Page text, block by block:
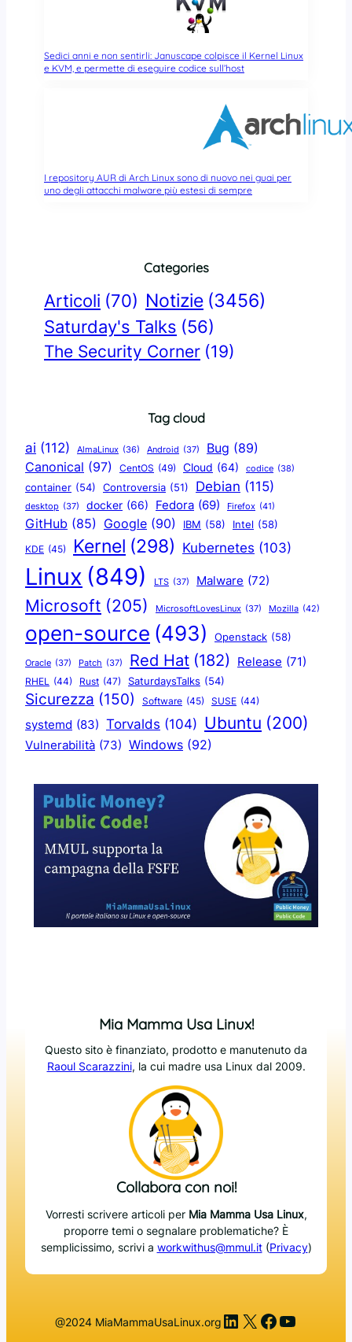
Sedici anni e non sentirli: Januscape colpisce il Kernel Linux
e KVM, e permette di eseguire codice sull’host
I repository AUR di Arch Linux sono di nuovo nei guai per
uno degli attacchi malware più estesi di sempre
Categories
Articoli (70) Notizie (3456)
Saturday's Talks (56)
The Security Corner (19)
Tag cloud
ai (112) AlmaLinux (36) Android (37) Bug (89)
Canonical (97) CentOS (49) Cloud (64) codice (38)
container (54) Controversia (51) Debian (115)
desktop (37) docker (66) Fedora (69) Firefox (41)
GitHub (85) Google (90) IBM (58) Intel (58)
KDE (45) Kernel (298) Kubernetes (103)
Linux (849) LTS (37) Malware (72)
Microsoft (205) MicrosoftLovesLinux (37) Mozilla (42)
open-source (493) Openstack (58)
Oracle (37) Patch (37) Red Hat (182) Release (71)
RHEL (44) Rust (47) SaturdaysTalks (54)
Sicurezza (150) Software (45) SUSE (44)
systemd (83) Torvalds (104) Ubuntu (200)
Vulnerabilità (73) Windows (92)
Mia Mamma Usa Linux!
Questo sito è finanziato, prodotto e manutenuto da
Raoul Scarazzini, la cui madre usa Linux dal 2009.
Collabora con noi!
Vorresti scrivere articoli per Mia Mamma Usa Linux,
proporre temi o segnalare problematiche? È
semplicissimo, scrivi a workwithus@mmul.it(Privacy)
@2024 MiaMammaUsaLinux.org LinkedIn
X Facebook